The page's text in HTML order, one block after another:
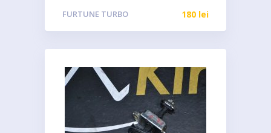
FURTUNE TURBO 180 lei